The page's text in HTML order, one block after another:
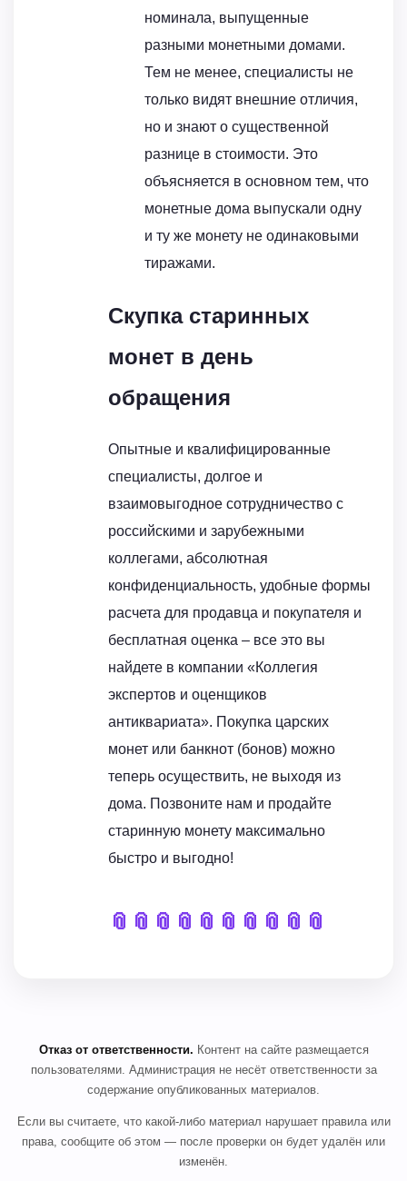
номинала, выпущенные
разными монетными домами.
Тем не менее, специалисты не
только видят внешние отличия,
но и знают о существенной
разнице в стоимости. Это
объясняется в основном тем, что
монетные дома выпускали одну
и ту же монету не одинаковыми
тиражами.
Скупка старинных
монет в день
обращения
Опытные и квалифицированные
специалисты, долгое и
взаимовыгодное сотрудничество с
российскими и зарубежными
коллегами, абсолютная
конфиденциальность, удобные формы
расчета для продавца и покупателя и
бесплатная оценка – все это вы
найдете в компании «Коллегия
экспертов и оценщиков
антиквариата». Покупка царских
монет или банкнот (бонов) можно
теперь осуществить, не выходя из
дома. Позвоните нам и продайте
старинную монету максимально
быстро и выгодно!
📎 📎 📎 📎 📎 📎 📎 📎 📎 📎
Отказ от ответственности. Контент на сайте размещается
пользователями. Администрация не несёт ответственности за
содержание опубликованных материалов.
Если вы считаете, что какой-либо материал нарушает правила или
права, сообщите об этом — после проверки он будет удалён или
изменён.